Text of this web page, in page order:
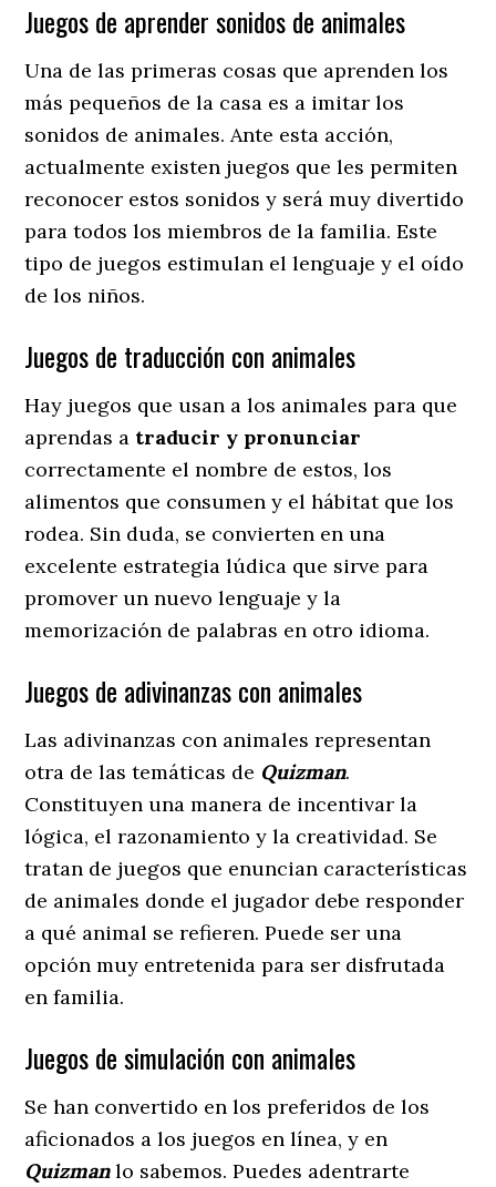
Juegos de aprender sonidos de animales
Una de las primeras cosas que aprenden los
más pequeños de la casa es a imitar los
sonidos de animales. Ante esta acción,
actualmente existen juegos que les permiten
reconocer estos sonidos y será muy divertido
para todos los miembros de la familia. Este
tipo de juegos estimulan el lenguaje y el oído
de los niños.
Juegos de traducción con animales
Hay juegos que usan a los animales para que
aprendas a traducir y pronunciar
correctamente el nombre de estos, los
alimentos que consumen y el hábitat que los
rodea. Sin duda, se convierten en una
excelente estrategia lúdica que sirve para
promover un nuevo lenguaje y la
memorización de palabras en otro idioma.
Juegos de adivinanzas con animales
Las adivinanzas con animales representan
otra de las temáticas de Quizman.
Constituyen una manera de incentivar la
lógica, el razonamiento y la creatividad. Se
tratan de juegos que enuncian características
de animales donde el jugador debe responder
a qué animal se refieren. Puede ser una
opción muy entretenida para ser disfrutada
en familia.
Juegos de simulación con animales
Se han convertido en los preferidos de los
aficionados a los juegos en línea, y en
Quizmanlo sabemos. Puedes adentrarte